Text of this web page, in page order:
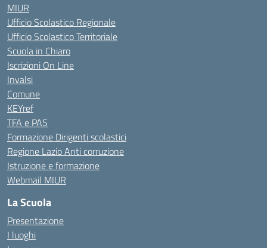
MIUR
Ufficio Scolastico Regionale
Ufficio Scolastico Territoriale
Scuola in Chiaro
Iscrizioni On Line
Invalsi
Comune
KEYref
TFA e PAS
Formazione Dirigenti scolastici
Regione Lazio Anti corruzione
Istruzione e formazione
Webmail MIUR
La Scuola
Presentazione
I luoghi